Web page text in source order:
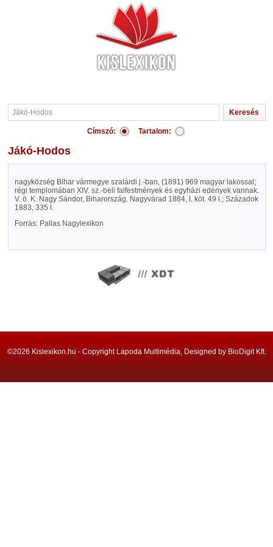
Címszó: Tartalom:
Jákó-Hodos
nagyközség Bihar vármegye szalárdi j.-ban, (1891) 969 magyar lakossal;
régi templomában XIV. sz.-beli falfestmények és egyházi edények vannak.
V. ö. K. Nagy Sándor, Biharország. Nagyvárad 1884, I. köt. 49 l.; Századok
1883, 335 l.
Forrás: Pallas Nagylexikon
©2026 Kislexikon.hu - Copyright Lapoda Multimédia, Designed by BioDigit Kft.